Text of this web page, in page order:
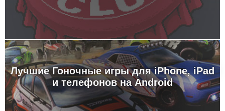
Лучшие Гоночные игры для iPhone, iPad
и телефонов на Android